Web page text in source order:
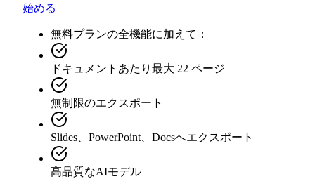
始める
無料プランの全機能に加えて：
ドキュメントあたり最大 22 ページ
無制限のエクスポート
Slides、PowerPoint、Docsへエクスポート
高品質なAIモデル